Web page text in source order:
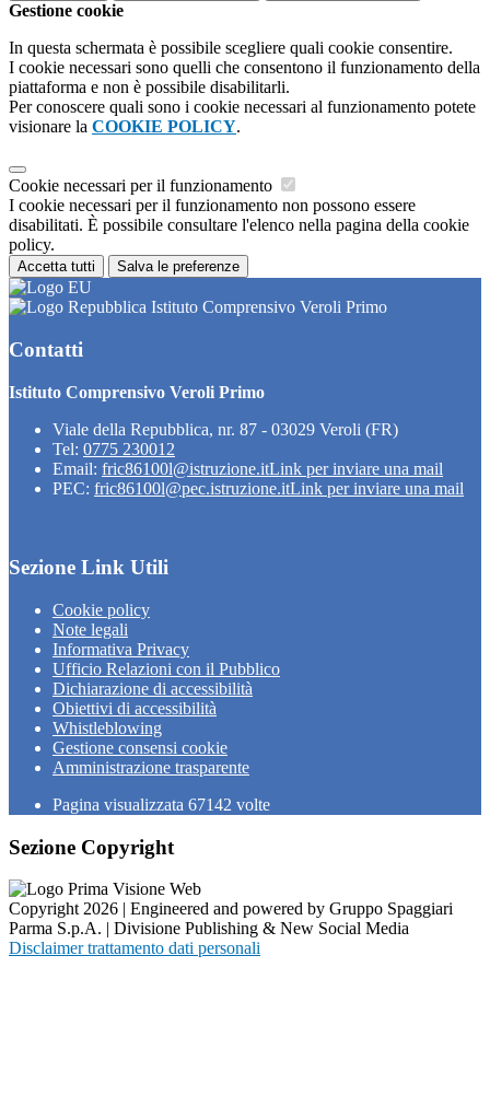
Gestione cookie
In questa schermata è possibile scegliere quali cookie consentire.
I cookie necessari sono quelli che consentono il funzionamento della
piattaforma e non è possibile disabilitarli.
Per conoscere quali sono i cookie necessari al funzionamento potete
visionare la COOKIE POLICY.
Cookie necessari per il funzionamento
I cookie necessari per il funzionamento non possono essere
disabilitati. È possibile consultare l'elenco nella pagina della cookie
policy.
Accetta tutti Salva le preferenze
Istituto Comprensivo Veroli Primo
Contatti
Istituto Comprensivo Veroli Primo
Viale della Repubblica, nr. 87 - 03029 Veroli (FR)
Tel: 0775 230012
Email: fric86100l@istruzione.itLink per inviare una mail
PEC: fric86100l@pec.istruzione.itLink per inviare una mail
Sezione Link Utili
Cookie policy
Note legali
Informativa Privacy
Ufficio Relazioni con il Pubblico
Dichiarazione di accessibilità
Obiettivi di accessibilità
Whistleblowing
Gestione consensi cookie
Amministrazione trasparente
Pagina visualizzata 67142 volte
Sezione Copyright
Copyright 2026 | Engineered and powered by Gruppo Spaggiari
Parma S.p.A. | Divisione Publishing & New Social Media
Disclaimer trattamento dati personali